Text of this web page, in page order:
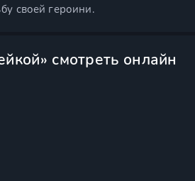
своей героини.
смотреть онлайн